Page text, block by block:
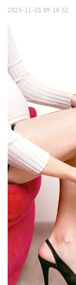
2025-11-28 09:16:52